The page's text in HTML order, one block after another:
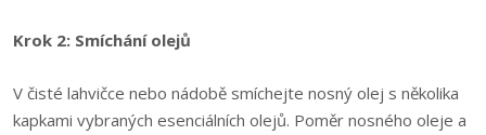
Krok 2: Smíchání olejů
V čisté lahvičce nebo nádobě smíchejte nosný olej s několika
kapkami vybraných esenciálních olejů. Poměr nosného oleje a